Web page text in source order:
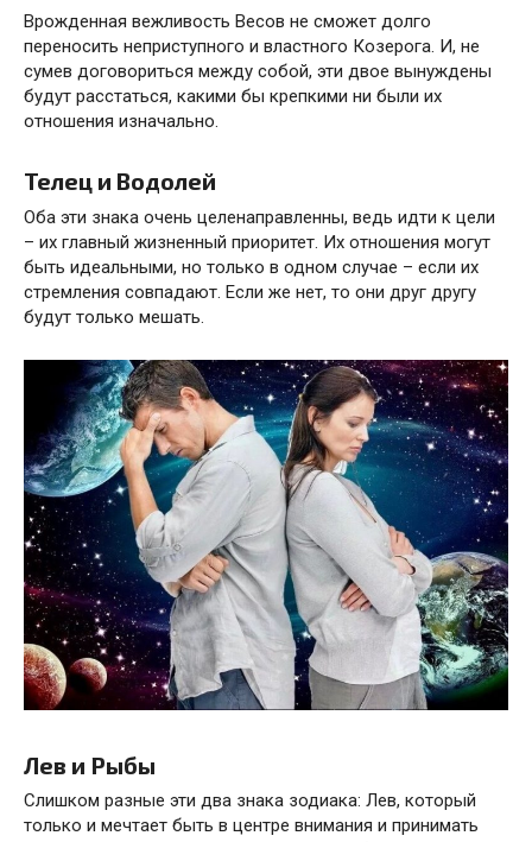
Врожденная вежливость Весов не сможет долго
переносить неприступного и властного Козерога. И, не
сумев договориться между собой, эти двое вынуждены
будут расстаться, какими бы крепкими ни были их
отношения изначально.
Телец и Водолей
Оба эти знака очень целенаправленны, ведь идти к цели
– их главный жизненный приоритет. Их отношения могут
быть идеальными, но только в одном случае – если их
стремления совпадают. Если же нет, то они друг другу
будут только мешать.
Лев и Рыбы
Слишком разные эти два знака зодиака: Лев, который
только и мечтает быть в центре внимания и принимать